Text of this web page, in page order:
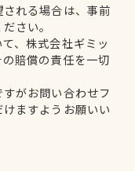
れる場合は、事前
さい。
、株式会社ギミッ
賠償の責任を一切
がお問い合わせフ
ますようお願いい